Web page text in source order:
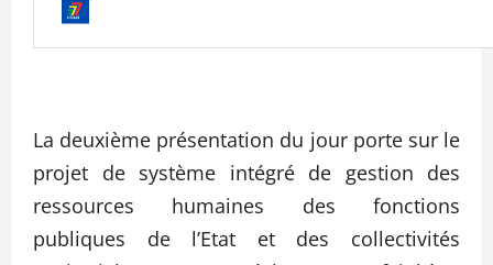
La deuxième présentation du jour porte sur le
projet de système intégré de gestion des
ressources humaines des fonctions
publiques de l’Etat et des collectivités